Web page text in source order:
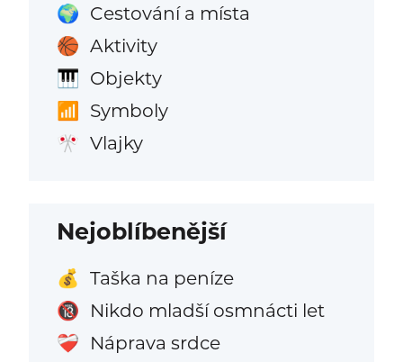
🌍 Cestování a místa
🏀 Aktivity
🎹 Objekty
📶 Symboly
🎌 Vlajky
Nejoblíbenější
💰 Taška na peníze
🔞 Nikdo mladší osmnácti let
❤️‍🩹 Náprava srdce